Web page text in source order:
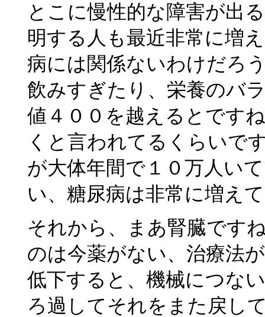
とこに慢性的な障害が出
明する人も最近非常に増
病には関係ないわけだろ
飲みすぎたり、栄養のバ
値４００を越えるとです
くと言われてるくらいで
が大体年間で１０万人い
い、糖尿病は非常に増え
それから、まあ腎臓です
のは今薬がない、治療法
低下すると、機械につな
ろ過してそれをまた戻し